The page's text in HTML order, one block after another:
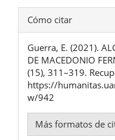
Detalles
del
artículo
Cómo citar
Guerra, E. (2021).
DE MACEDONIO
(15), 311–319.
https://
w/942
Más formatos de